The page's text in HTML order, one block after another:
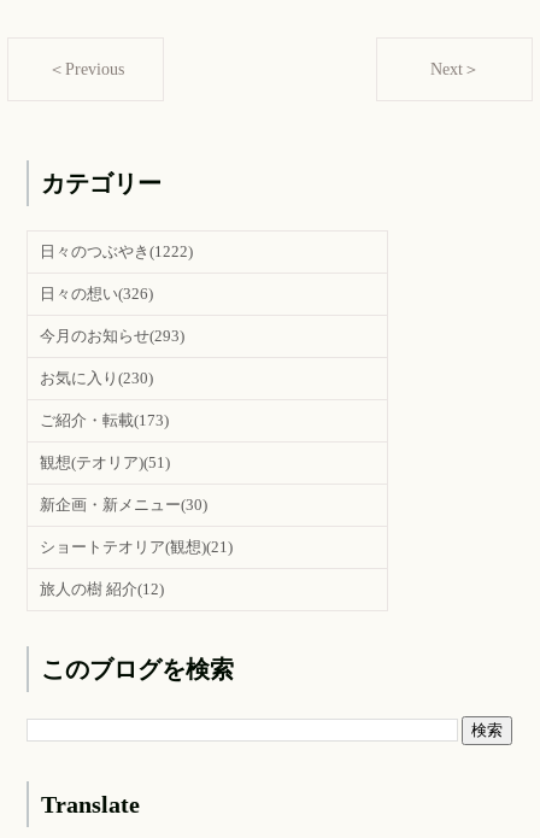
＜Previous Next＞
カテゴリー
日々のつぶやき(1222)
日々の想い(326)
今月のお知らせ(293)
お気に入り(230)
ご紹介・転載(173)
観想(テオリア)(51)
新企画・新メニュー(30)
ショートテオリア(観想)(21)
旅人の樹 紹介(12)
このブログを検索
Translate